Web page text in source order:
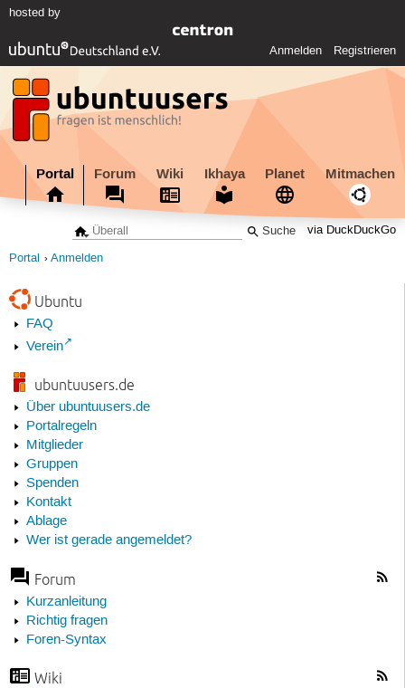
hosted by
Anmelden Registrieren
Portal Forum Wiki Ikhaya Planet Mitmachen
via DuckDuckGo
Portal Anmelden
Ubuntu
FAQ
Verein
ubuntuusers.de
Über ubuntuusers.de
Portalregeln
Mitglieder
Gruppen
Spenden
Kontakt
Ablage
Wer ist gerade angemeldet?
Forum
Kurzanleitung
Richtig fragen
Foren-Syntax
Wiki